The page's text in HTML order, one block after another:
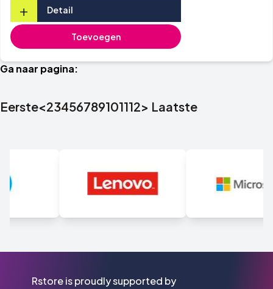
+ Detail
Toevoegen
Ga naar pagina:
Eerste<23456789101112> Laatste
Rstore is proudly supported by